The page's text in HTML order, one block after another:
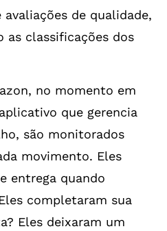
de qualidade,
as classificações dos
no momento em
que gerencia
são monitorados
movimento. Eles
entrega quando
completaram sua
Eles deixaram um